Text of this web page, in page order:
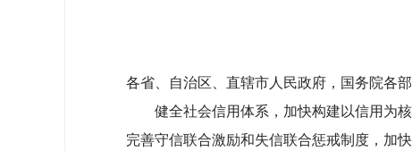
各省、自治区、直辖市人民政府，国务院各
健全社会信用体系，加快构建以信用为核
完善守信联合激励和失信联合惩戒制度，加